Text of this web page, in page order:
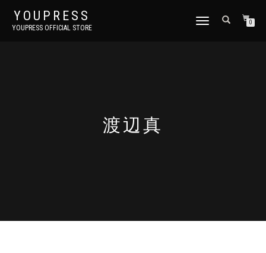
YOUPRESS
YOUPRESS OFFICIAL STORE
ナ
0
渡辺真